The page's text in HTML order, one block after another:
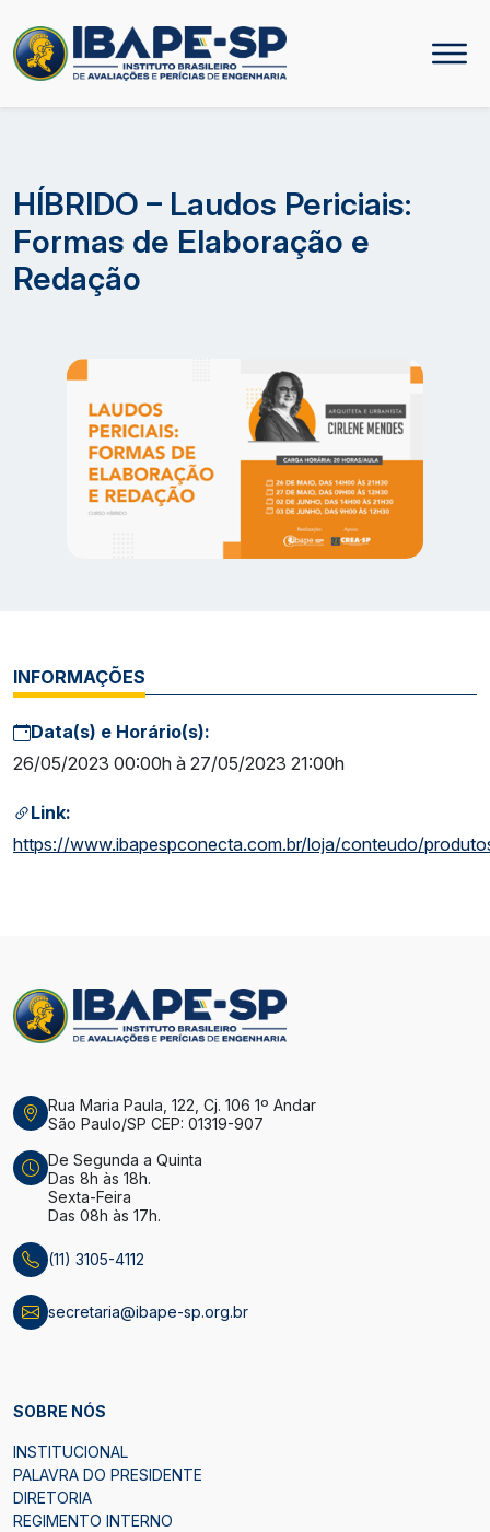
HÍBRIDO – Laudos Periciais:
Formas de Elaboração e
Redação
INFORMAÇÕES
Data(s) e Horário(s):
26/05/2023 00:00h à 27/05/2023 21:00h
Link:
https://www.ibapespconecta.com.br/loja/conteudo/
Rua Maria Paula, 122, Cj. 106 1º Andar
São Paulo/SP CEP: 01319-907
De Segunda a Quinta
Das 8h às 18h.
Sexta-Feira
Das 08h às 17h.
(11) 3105-4112
secretaria@ibape-sp.org.br
SOBRE NÓS
INSTITUCIONAL
PALAVRA DO PRESIDENTE
DIRETORIA
REGIMENTO INTERNO